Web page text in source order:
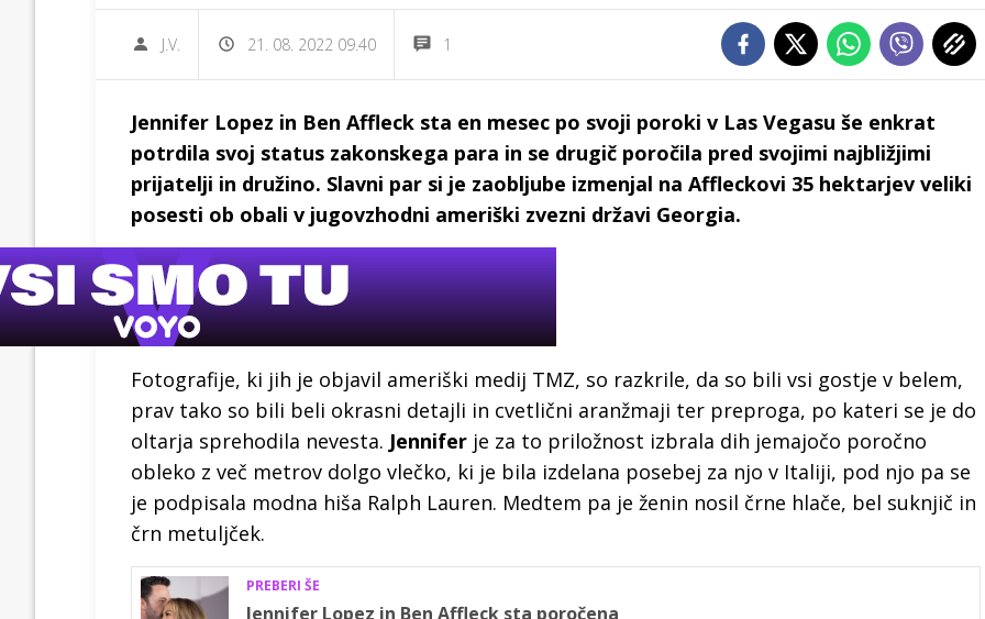
J.V. 21. 08. 2022 09.40 1
Jennifer Lopez in Ben Affleck sta en mesec po svoji poroki v Las Vegasu še enkrat
potrdila svoj status zakonskega para in se drugič poročila pred svojimi najbližjimi
prijatelji in družino. Slavni par si je zaobljube izmenjal na Affleckovi 35 hektarjev veliki
posesti ob obali v jugovzhodni ameriški zvezni državi Georgia.
Fotografije, ki jih je objavil ameriški medij TMZ, so razkrile, da so bili vsi gostje v belem,
prav tako so bili beli okrasni detajli in cvetlični aranžmaji ter preproga, po kateri se je do
oltarja sprehodila nevesta. Jennifer je za to priložnost izbrala dih jemajočo poročno
obleko z več metrov dolgo vlečko, ki je bila izdelana posebej za njo v Italiji, pod njo pa se
je podpisala modna hiša Ralph Lauren. Medtem pa je ženin nosil črne hlače, bel suknjič in
črn metuljček.
PREBERI ŠE
Jennifer Lopez in Ben Affleck sta poročena